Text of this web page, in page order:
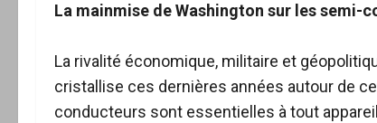
La mainmise de Washington sur les semi-
La rivalité économique, militaire et
cristallise ces dernières années autour de
conducteurs sont essentielles à tout